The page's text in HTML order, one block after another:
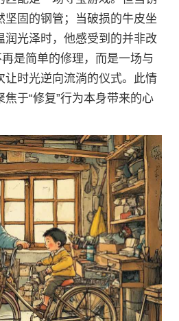
坚固的钢管；当破损的牛皮坐
润光泽时，他感受到的并非改
是简单的修理，而是一场与
让时光逆向流淌的仪式。此情
焦于“修复”行为本身带来的心